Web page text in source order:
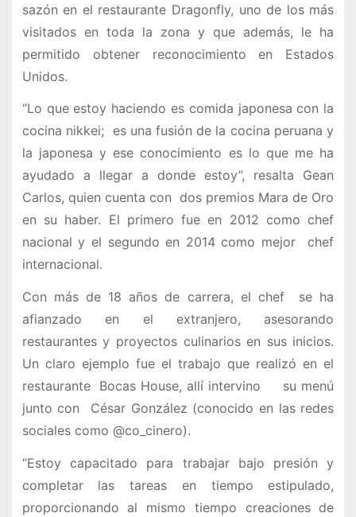
sazón en el restaurante Dragonfly, uno de los más
visitados en toda la zona y que además, le ha
permitido obtener reconocimiento en Estados
Unidos.
“Lo que estoy haciendo es comida japonesa con la
cocina nikkei; es una fusión de la cocina peruana y
la japonesa y ese conocimiento es lo que me ha
ayudado a llegar a donde estoy”, resalta Gean
Carlos, quien cuenta con dos premios Mara de Oro
en su haber. El primero fue en 2012 como chef
nacional y el segundo en 2014 como mejor chef
internacional.
Con más de 18 años de carrera, el chef se ha
afianzado en el extranjero, asesorando
restaurantes y proyectos culinarios en sus inicios.
Un claro ejemplo fue el trabajo que realizó en el
restaurante Bocas House, allí intervino su menú
junto con César González (conocido en las redes
sociales como @co_cinero).
“Estoy capacitado para trabajar bajo presión y
completar las tareas en tiempo estipulado,
proporcionando al mismo tiempo creaciones de